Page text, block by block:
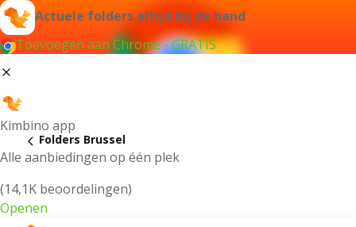
Actuele folders altijd bij de hand
Toevoegen aan Chrome - GRATIS
Kimbino app
Alle aanbiedingen op één plek
(14,1K beoordelingen)
Openen
Folders Brussel